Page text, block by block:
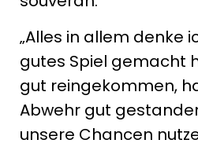
„Alles in allem denke
gutes Spiel gemacht
gut reingekommen,
Abwehr gut
unsere Chancen